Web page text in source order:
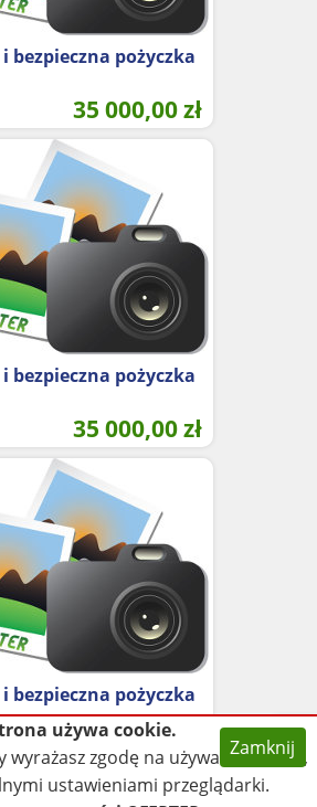
bezpieczna pożyczka
35 000,00zł
bezpieczna pożyczka
35 000,00zł
bezpieczna pożyczka
35 000,00zł
używa cookie.
wyrażasz zgodę na używanie cookie,
ustawieniami przeglądarki.
Zamknij